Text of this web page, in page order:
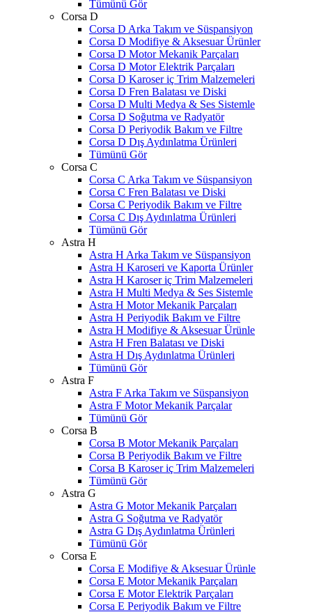
Tümünü Gör
Corsa D
Corsa D Arka Takım ve Süspansiyon
Corsa D Modifiye & Aksesuar Ürünler
Corsa D Motor Mekanik Parçaları
Corsa D Motor Elektrik Parçaları
Corsa D Karoser iç Trim Malzemeleri
Corsa D Fren Balatası ve Diski
Corsa D Multi Medya & Ses Sistemle
Corsa D Soğutma ve Radyatör
Corsa D Periyodik Bakım ve Filtre
Corsa D Dış Aydınlatma Ürünleri
Tümünü Gör
Corsa C
Corsa C Arka Takım ve Süspansiyon
Corsa C Fren Balatası ve Diski
Corsa C Periyodik Bakım ve Filtre
Corsa C Dış Aydınlatma Ürünleri
Tümünü Gör
Astra H
Astra H Arka Takım ve Süspansiyon
Astra H Karoseri ve Kaporta Ürünler
Astra H Karoser iç Trim Malzemeleri
Astra H Multi Medya & Ses Sistemle
Astra H Motor Mekanik Parçaları
Astra H Periyodik Bakım ve Filtre
Astra H Modifiye & Aksesuar Ürünle
Astra H Fren Balatası ve Diski
Astra H Dış Aydınlatma Ürünleri
Tümünü Gör
Astra F
Astra F Arka Takım ve Süspansiyon
Astra F Motor Mekanik Parçalar
Tümünü Gör
Corsa B
Corsa B Motor Mekanik Parçaları
Corsa B Periyodik Bakım ve Filtre
Corsa B Karoser iç Trim Malzemeleri
Tümünü Gör
Astra G
Astra G Motor Mekanik Parçaları
Astra G Soğutma ve Radyatör
Astra G Dış Aydınlatma Ürünleri
Tümünü Gör
Corsa E
Corsa E Modifiye & Aksesuar Ürünle
Corsa E Motor Mekanik Parçaları
Corsa E Motor Elektrik Parçaları
Corsa E Periyodik Bakım ve Filtre